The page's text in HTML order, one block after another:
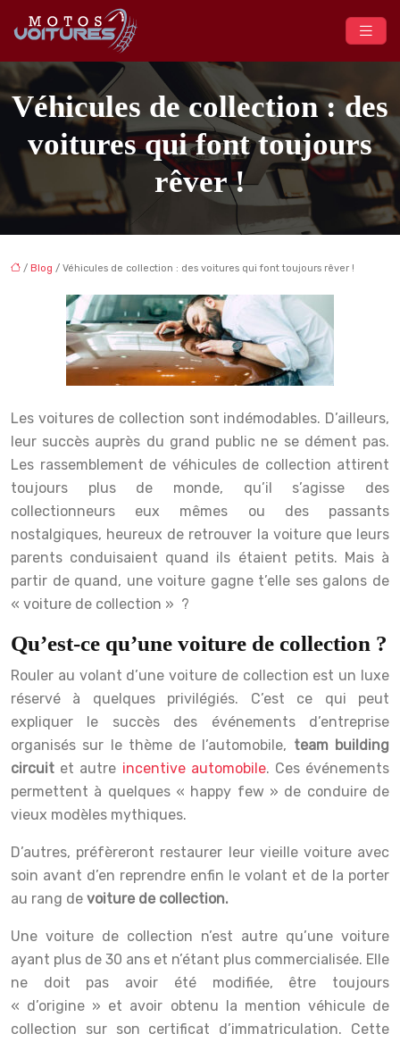
Véhicules de collection : des
voitures qui font toujours
rêver !
/ Blog / Véhicules de collection : des voitures qui font toujours rêver !
Les voitures de collection sont indémodables. D’ailleurs,
leur succès auprès du grand public ne se dément pas.
Les rassemblement de véhicules de collection attirent
toujours plus de monde, qu’il s’agisse des
collectionneurs eux mêmes ou des passants
nostalgiques, heureux de retrouver la voiture que leurs
parents conduisaient quand ils étaient petits. Mais à
partir de quand, une voiture gagne t’elle ses galons de
« voiture de collection » ?
Qu’est-ce qu’une voiture de collection ?
Rouler au volant d’une voiture de collection est un luxe
réservé à quelques privilégiés. C’est ce qui peut
expliquer le succès des événements d’entreprise
organisés sur le thème de l’automobile, team building
circuit et autre incentive automobile. Ces événements
permettent à quelques « happy few » de conduire de
vieux modèles mythiques.
D’autres, préfèreront restaurer leur vieille voiture avec
soin avant d’en reprendre enfin le volant et de la porter
au rang de voiture de collection.
Une voiture de collection n’est autre qu’une voiture
ayant plus de 30 ans et n’étant plus commercialisée. Elle
ne doit pas avoir été modifiée, être toujours
« d’origine » et avoir obtenu la mention véhicule de
collection sur son certificat d’immatriculation. Cette